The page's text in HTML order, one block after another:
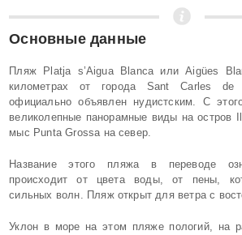
Основные данные
Пляж Platja s’Aigua Blanca или Aigües
километрах от города Sant Carles
официально объявлен нудистским. С
великолепные панорамные виды на остров
мыс Punta Grossa на север.
Название этого пляжа в переводе
происходит от цвета воды, от пены,
сильных волн. Пляж открыт для ветра с
Уклон в море на этом пляже пологий, на